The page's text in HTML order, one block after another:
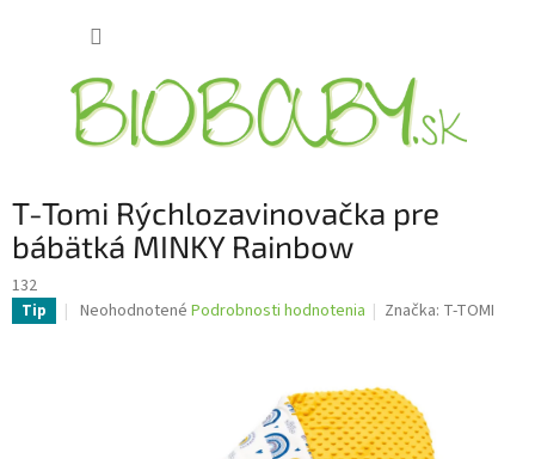
T-Tomi Rýchlozavinovačka pre
bábätká MINKY Rainbow
132
Tip
Priemerné
Neohodnotené Podrobnosti hodnotenia Značka: T-TOMI